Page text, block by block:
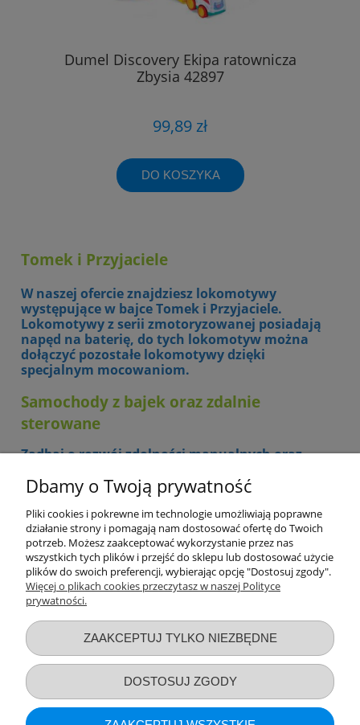
Dumel Discovery Ekipa ratownicza
Zbysia 42897
99,89 zł
DO KOSZYKA
Tomek i Przyjaciele
W naszej ofercie znajdziesz lokomotywy
występujące w bajce Tomek i Przyjaciele.
Lokomotywy z serii zmotoryzowanej posiadają
napęd na baterię, do tych lokomotyw można
dołączyć pozostałe lokomotywy dzięki
specjalnym mocowaniom.
Samochody z bajek oraz zdalnie
sterowane
Zadbaj o rozwój zdolności manualnych oraz
zdalnie sterowanemu. W naszej ofercie
znajdziesz mini wersję Fiata 500, autko zapewnia
rzeczywiste odgłosy samochodu, jego kierownica
zachowuje się dokładnie tak, jak prawdziwa
kierownica w aucie. W naszej ofercie posiadamy
również inne samochody zdalnie sterowane oraz
mini samochodziki Hot Wheels.
Dbamy o Twoją prywatność
Pliki cookies i pokrewne im technologie umożliwiają poprawne
działanie strony i pomagają nam dostosować ofertę do Twoich
potrzeb. Możesz zaakceptować wykorzystanie przez nas
wszystkich tych plików i przejść do sklepu lub dostosować użycie
plików do swoich preferencji, wybierając opcję "Dostosuj zgody".
Więcej o plikach cookies przeczytasz w naszej Polityce
prywatności.
ZAAKCEPTUJ TYLKO NIEZBĘDNE
DOSTOSUJ ZGODY